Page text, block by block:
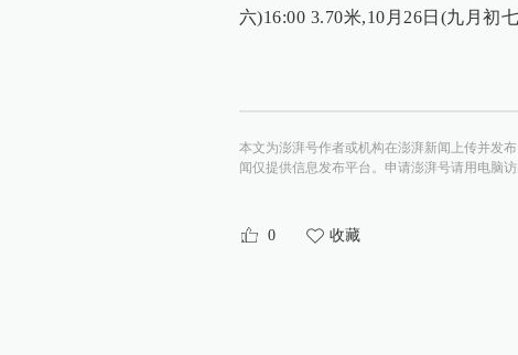
六)16:00 3.70米,10月26日(九月初七
本文为澎湃号作者或机构在澎湃新闻上传并发
闻仅提供信息发布平台。申请澎湃号请用电脑访问
0 收藏